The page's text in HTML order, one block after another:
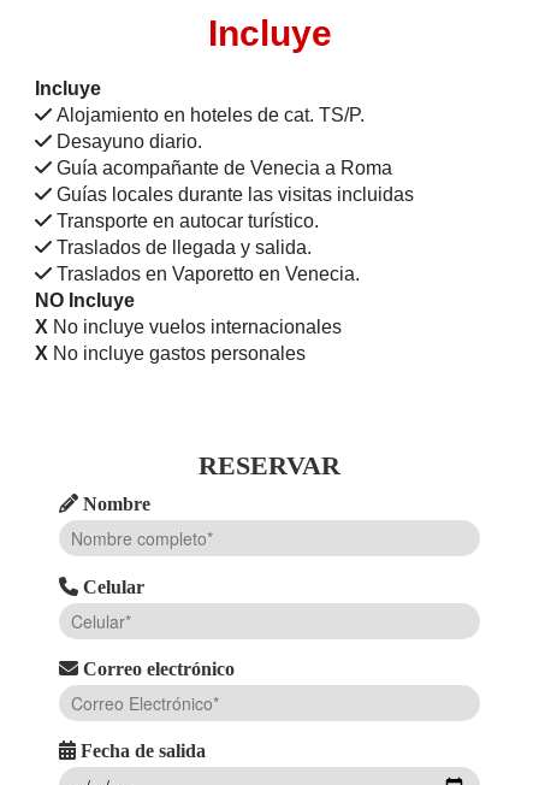
Incluye
Incluye
Alojamiento en hoteles de cat. TS/P.
Desayuno diario.
Guía acompañante de Venecia a Roma
Guías locales durante las visitas incluidas
Transporte en autocar turístico.
Traslados de llegada y salida.
Traslados en Vaporetto en Venecia.
NO Incluye
X No incluye vuelos internacionales
X No incluye gastos personales
RESERVAR
Nombre
Celular
Correo electrónico
Fecha de salida